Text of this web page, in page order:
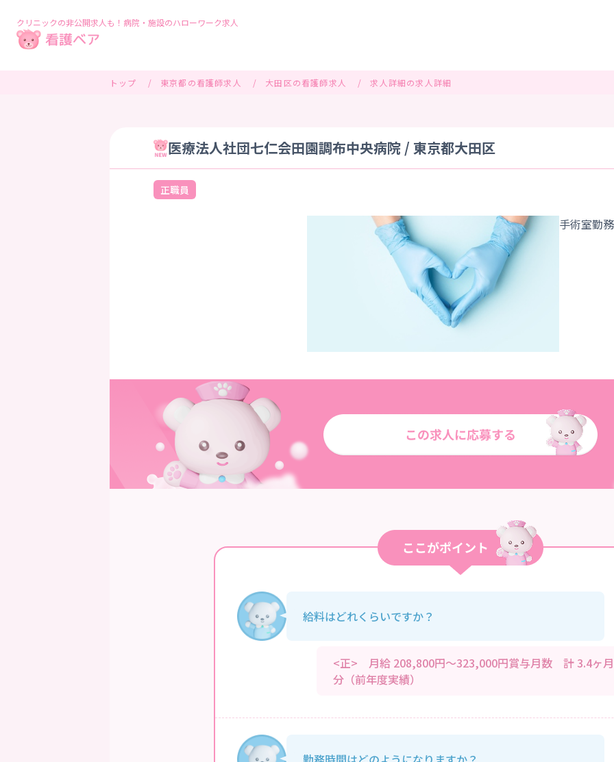
クリニックの非公開求人も！病院・施設のハローワーク求人
トップ 東京都の看護師求人 大田区の看護師求人 求人詳細の求人詳細
医療法人社団七仁会田園調布中央病院 / 東京都大田区
正職員
給料はどれくらいですか？
<正> 月給 208,800円～323,000円賞与月数 計 3.4ヶ月
分（前年度実績）